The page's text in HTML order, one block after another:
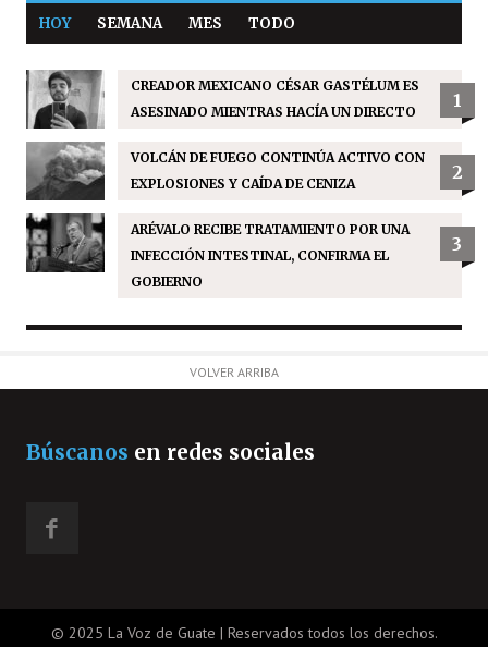
HOY SEMANA MES TODO
CREADOR MEXICANO CÉSAR GASTÉLUM ES
ASESINADO MIENTRAS HACÍA UN DIRECTO
1
VOLCÁN DE FUEGO CONTINÚA ACTIVO CON
EXPLOSIONES Y CAÍDA DE CENIZA
2
ARÉVALO RECIBE TRATAMIENTO POR UNA
INFECCIÓN INTESTINAL, CONFIRMA EL
GOBIERNO
3
VOLVER ARRIBA
Búscanos en redes sociales
© 2025 La Voz de Guate | Reservados todos los derechos.